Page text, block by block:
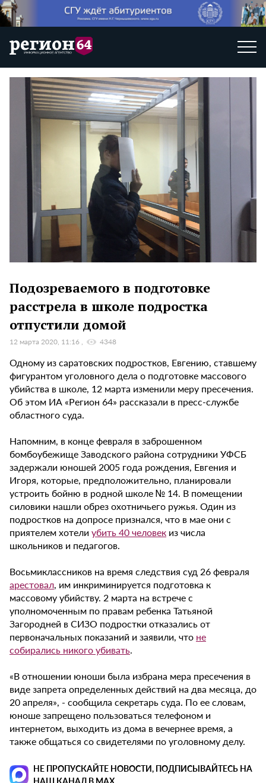
Подозреваемого в подготовке
расстрела в школе подростка
отпустили домой
12 марта 2020, 11:16 4348
Одному из саратовских подростков, Евгению, ставшему
фигурантом уголовного дела о подготовке массового
убийства в школе, 12 марта изменили меру пресечения.
Об этом ИА «Регион 64» рассказали в пресс-службе
областного суда.
Напомним, в конце февраля в заброшенном
бомбоубежище Заводского района сотрудники УФСБ
задержали юношей 2005 года рождения, Евгения и
Игоря, которые, предположительно, планировали
устроить бойню в родной школе № 14. В помещении
силовики нашли обрез охотничьего ружья. Один из
подростков на допросе признался, что в мае они с
приятелем хотели убить 40 человек из числа
школьников и педагогов.
Восьмиклассников на время следствия суд 26 февраля
арестовал, им инкриминируется подготовка к
массовому убийству. 2 марта на встрече с
уполномоченным по правам ребенка Татьяной
Загородней в СИЗО подростки отказались от
первоначальных показаний и заявили, что не
собирались никого убивать.
«В отношении юноши была избрана мера пресечения в
виде запрета определенных действий на два месяца, до
20 апреля», - сообщила секретарь суда. По ее словам,
юноше запрещено пользоваться телефоном и
интернетом, выходить из дома в вечернее время, а
также общаться со свидетелями по уголовному делу.
НЕ ПРОПУСКАЙТЕ НОВОСТИ, ПОДПИСЫВАЙТЕСЬ НА